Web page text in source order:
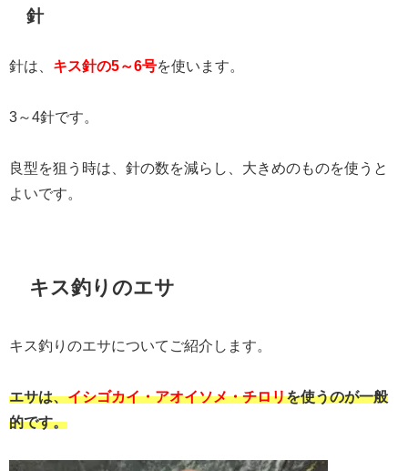
針
針は、 キス針の5～6号を使います。
3～4針です。
良型を狙う時は、針の数を減らし、大きめのものを使うと
よいです。
キス釣りのエサ
キス釣りのエサについてご紹介します。
エサは、イシゴカイ・アオイソメ・チロリを使うのが一般
的です。